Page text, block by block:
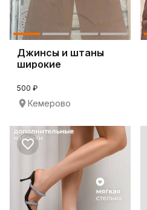
Джинсы и штаны
широкие
500 ₽
Кемерово